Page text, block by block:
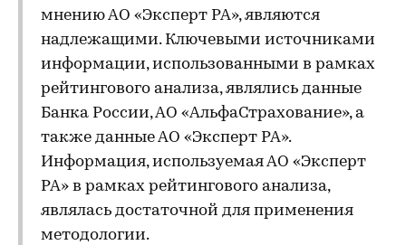
мнению АО «Эксперт РА», являются
надлежащими. Ключевыми источниками
информации, использованными в рамках
рейтингового анализа, являлись данные
Банка России, АО «АльфаСтрахование», а
также данные АО «Эксперт РА».
Информация, используемая АО «Эксперт
РА» в рамках рейтингового анализа,
являлась достаточной для применения
методологии.